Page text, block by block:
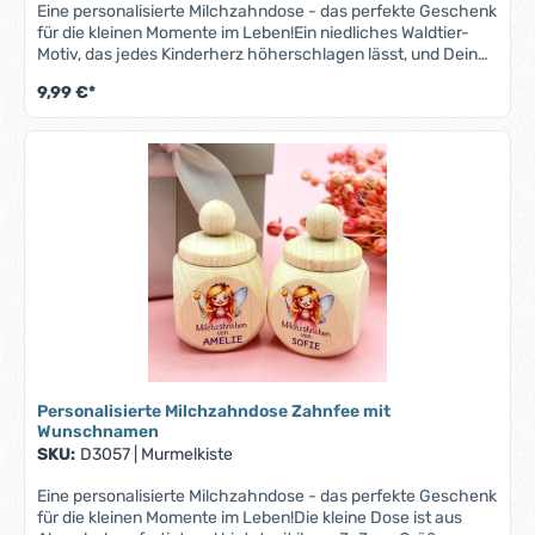
Eine personalisierte Milchzahndose - das perfekte Geschenk
für die kleinen Momente im Leben!Ein niedliches Waldtier-
Motiv, das jedes Kinderherz höherschlagen lässt, und Dein
Unikat.Die kleine Dose ist aus Ahornholz gefertigt und bietet
mit ihren 3x3 cm Größe ausreichend Platz für die wertvollen
Erinnerungstücke Deines Kindes. Der sichere
Schraubverschluss bewahrt die kleinen Schätze sicher
auf.Ob zur Taufe, zum Geburtstag oder einfach als kleine
Aufmerksamkeit – diese Milchzahndose ist eine zauberhafte
Geschenkidee, die Freude bereitet und Erinnerungen
bewahrt.Bitte beachte, dass bei längeren Namen der Druck
entsprechend kleiner ausfallen kann, um auf die Zahndose
9,99 €*
Personalisierte Milchzahndose Zahnfee mit
Wunschnamen
SKU: D3057 Murmelkiste
Eine personalisierte Milchzahndose - das perfekte Geschenk
für die kleinen Momente im Leben!Die kleine Dose ist aus